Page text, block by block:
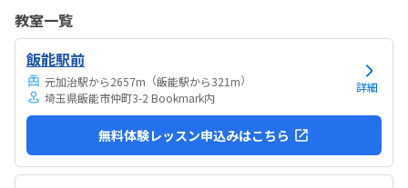
したりできるのは助かります。料金は今の物価で考えれば高いとは思
いませんが、子どもの成長具合で判断すると思います。子どもが自発
的にどんどん作り進めていったのには正直驚きました。最初からたく
さんあれこれ説明されずブロックを触らせてもらったの...
教室一覧
飯能駅前
元加治駅から2657m （飯能駅から321m）
埼玉県飯能市仲町3-2 Bookmark内
詳細
無料体験レッスン申込みはこちら